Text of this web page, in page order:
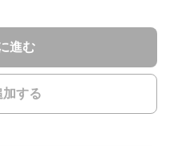
進む
加する